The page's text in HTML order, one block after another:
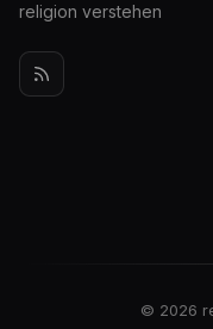
religion verstehen
© 2026